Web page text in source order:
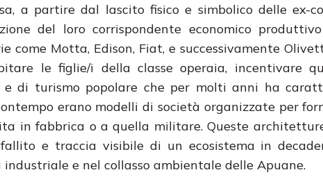
a partire dal lascito fisico e simbolico delle ex-
del loro corrispondente economico
come Motta, Edison, Fiat, e successivamente
le figlie/i della classe operaia, incentivare
e di turismo popolare che per molti anni ha
erano modelli di società organizzate per
in fabbrica o a quella militare. Queste
e traccia visibile di un ecosistema in
industriale e nel collasso ambientale delle Apuane.